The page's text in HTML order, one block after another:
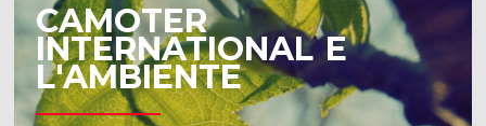
CAMOTER
INTERNATIONAL E
L'AMBIENTE